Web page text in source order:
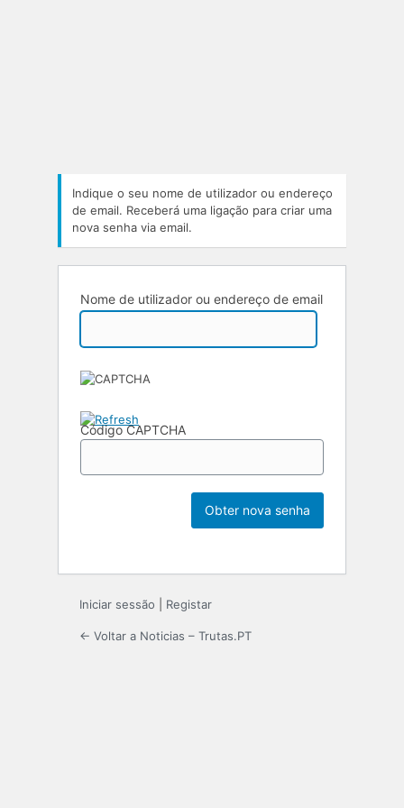
Indique o seu nome de utilizador ou endereço
de email. Receberá uma ligação para criar uma
nova senha via email.
Nome de utilizador ou endereço de email
Código CAPTCHA
Iniciar sessão Registar
← Voltar a Noticias – Trutas.PT